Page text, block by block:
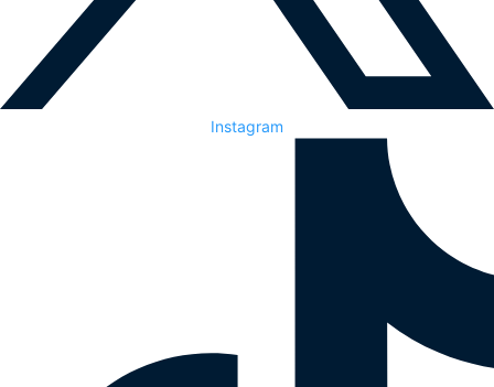
Instagram